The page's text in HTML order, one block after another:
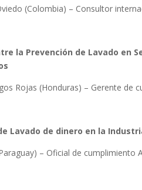
(Colombia) – Consultor
la Prevención de Lavado en
Rojas (Honduras) – Gerente de
Lavado de dinero en la
– Oficial de cumplimiento